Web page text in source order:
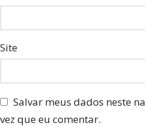
Site
Salvar meus dados neste
vez que eu comentar.